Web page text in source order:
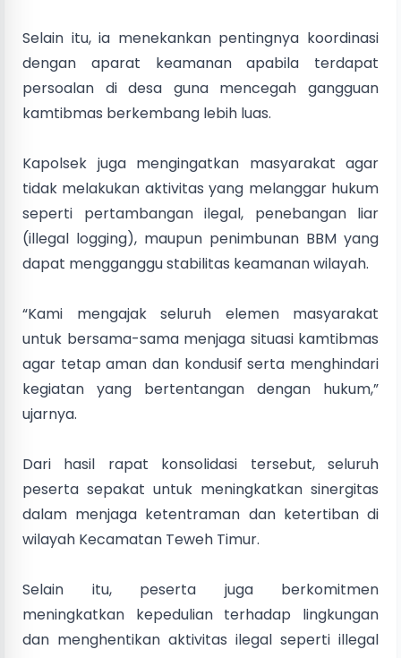
Selain itu, ia menekankan pentingnya koordinasi
dengan aparat keamanan apabila terdapat
persoalan di desa guna mencegah gangguan
kamtibmas berkembang lebih luas.
Kapolsek juga mengingatkan masyarakat agar
tidak melakukan aktivitas yang melanggar hukum
seperti pertambangan ilegal, penebangan liar
(illegal logging), maupun penimbunan BBM yang
dapat mengganggu stabilitas keamanan wilayah.
“Kami mengajak seluruh elemen masyarakat
untuk bersama-sama menjaga situasi kamtibmas
agar tetap aman dan kondusif serta menghindari
kegiatan yang bertentangan dengan hukum,”
ujarnya.
Dari hasil rapat konsolidasi tersebut, seluruh
peserta sepakat untuk meningkatkan sinergitas
dalam menjaga ketentraman dan ketertiban di
wilayah Kecamatan Teweh Timur.
Selain itu, peserta juga berkomitmen
meningkatkan kepedulian terhadap lingkungan
dan menghentikan aktivitas ilegal seperti illegal